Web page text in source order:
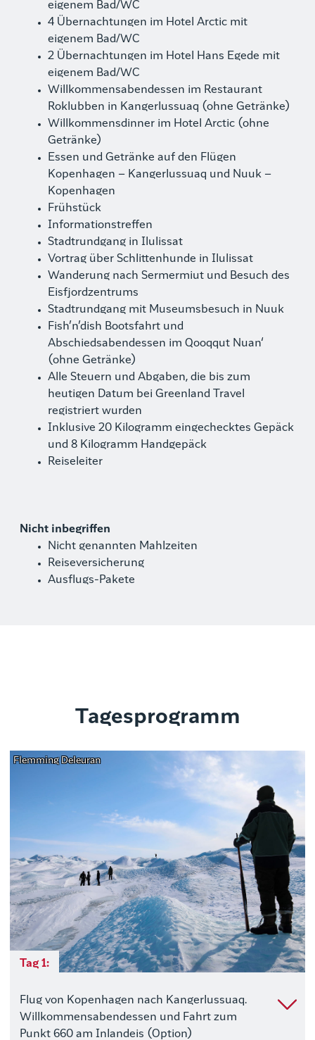
eigenem Bad/WC
4 Übernachtungen im Hotel Arctic mit
eigenem Bad/WC
2 Übernachtungen im Hotel Hans Egede mit
eigenem Bad/WC
Willkommensabendessen im Restaurant
Roklubben in Kangerlussuaq (ohne Getränke)
Willkommensdinner im Hotel Arctic (ohne
Getränke)
Essen und Getränke auf den Flügen
Kopenhagen – Kangerlussuaq und Nuuk –
Kopenhagen
Frühstück
Informationstreffen
Stadtrundgang in Ilulissat
Vortrag über Schlittenhunde in Ilulissat
Wanderung nach Sermermiut und Besuch des
Eisfjordzentrums
Stadtrundgang mit Museumsbesuch in Nuuk
Fish’n’dish Bootsfahrt und
Abschiedsabendessen im Qooqqut Nuan‘
(ohne Getränke)
Alle Steuern und Abgaben, die bis zum
heutigen Datum bei Greenland Travel
registriert wurden
Inklusive 20 Kilogramm eingechecktes Gepäck
und 8 Kilogramm Handgepäck
Reiseleiter
Nicht inbegriffen
Nicht genannten Mahlzeiten
Reiseversicherung
Ausflugs-Pakete
Tagesprogramm
Flemming Deleuran
Tag 1:
Flug von Kopenhagen nach Kangerlussuaq.
Willkommensabendessen und Fahrt zum
Punkt 660 am Inlandeis (Option)